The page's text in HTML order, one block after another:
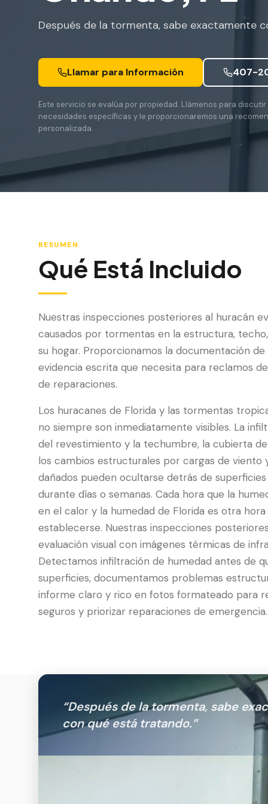
Después de la tormenta, sabe exactamente
Llamar para Información 407-
Este servicio se evalúa por propiedad. Llámenos para discutir
necesidades específicas y le proporcionaremos una
personalizada.
RESUMEN
Qué Está Incluido
Nuestras inspecciones posteriores al huracán
causados por tormentas en la estructura,
su hogar. Proporcionamos la documentación
evidencia escrita que necesita para reclamos
de reparaciones.
Los huracanes de Florida y las tormentas
no siempre son inmediatamente visibles. La
del revestimiento y la techumbre, la cubierta
los cambios estructurales por cargas de viento
dañados pueden ocultarse detrás de
durante días o semanas. Cada hora que la
en el calor y la humedad de Florida es otra
establecerse. Nuestras inspecciones
evaluación visual con imágenes térmicas de
Detectamos infiltración de humedad antes de
superficies, documentamos problemas
informe claro y rico en fotos formateado para
seguros y priorizar reparaciones de emergencia.
“Después de la tormenta, sabe
con qué está tratando.”